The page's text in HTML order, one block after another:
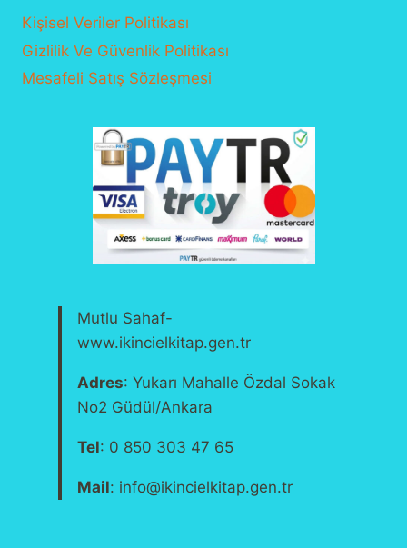
Kişisel Veriler Politikası
Gizlilik Ve Güvenlik Politikası
Mesafeli Satış Sözleşmesi
Mutlu Sahaf-
www.ikincielkitap.gen.tr
Adres: Yukarı Mahalle Özdal Sokak
No2 Güdül/Ankara
Tel: 0 850 303 47 65
Mail: info@ikincielkitap.gen.tr